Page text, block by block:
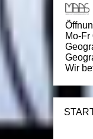
Mo-Fr
Wir